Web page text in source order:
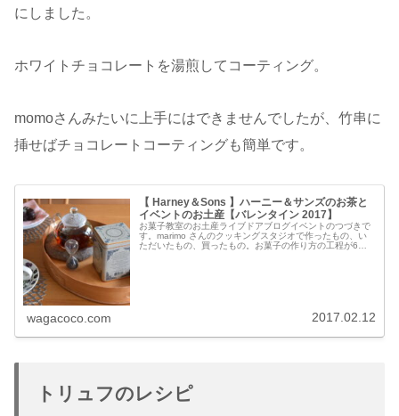
にしました。
ホワイトチョコレートを湯煎してコーティング。
momoさんみたいに上手にはできませんでしたが、竹串に
挿せばチョコレートコーティングも簡単です。
【 Harney＆Sons 】ハーニー＆サンズのお茶と
イベントのお土産【バレンタイン 2017】
お菓子教室のお土産ライブドアブログイベントのつづきで
す。marimo さんのクッキングスタジオで作ったもの、い
ただいたもの、買ったもの。お菓子の作り方の工程が6枚
wagacoco.com 2017.02.12
トリュフのレシピ